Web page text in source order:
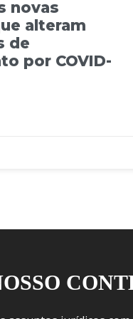
novas
alteram
de
por COVID-